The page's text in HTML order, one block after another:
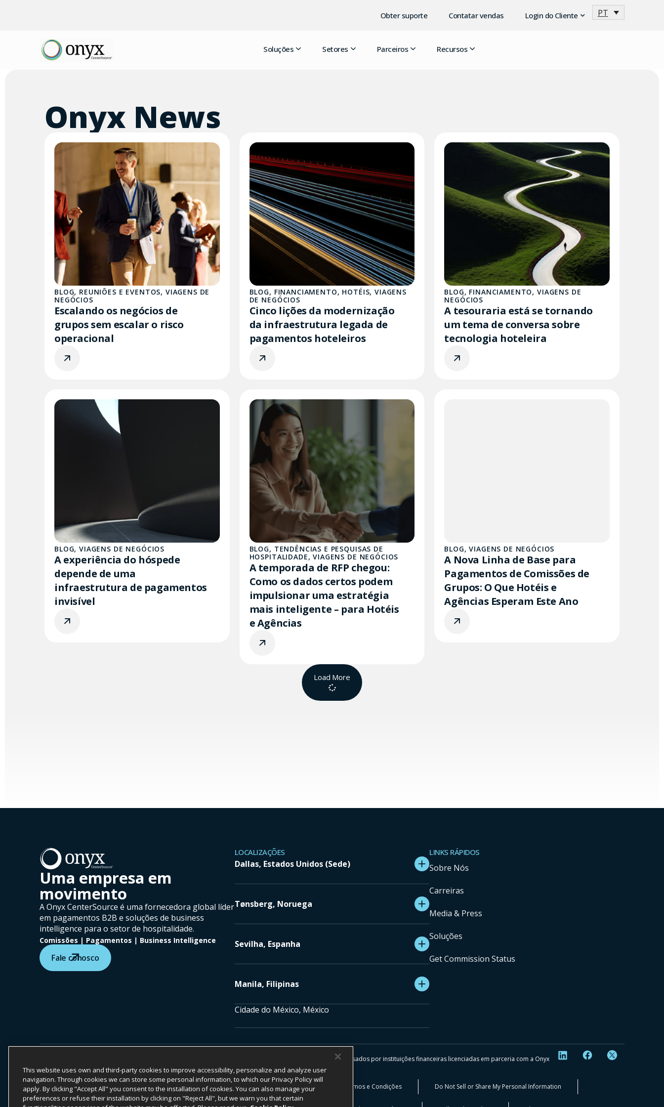
Obter suporte Contatar vendas Login do Cliente PT
Soluções Setores Parceiros Recursos
Onyx News
BLOG, REUNIÕES E EVENTOS, VIAGENS DE
NEGÓCIOS
Escalando os negócios de
grupos sem escalar o risco
operacional
BLOG, FINANCIAMENTO, HOTÉIS,VIAGENS
DE NEGÓCIOS
Cinco lições da modernização
da infraestrutura legada de
pagamentos hoteleiros
BLOG, FINANCIAMENTO, VIAGENS DE
NEGÓCIOS
A tesouraria está se tornando
um tema de conversa sobre
tecnologia hoteleira
BLOG,VIAGENS DE NEGÓCIOS
A experiência do hóspede
depende de uma
infraestrutura de pagamentos
invisível
BLOG, TENDÊNCIAS E PESQUISAS DE
HOSPITALIDADE,VIAGENS DE NEGÓCIOS
A temporada de RFP chegou:
Como os dados certos podem
impulsionar uma estratégia
mais inteligente – para Hotéis
e Agências
BLOG,VIAGENS DE NEGÓCIOS
A Nova Linha de Base para
Pagamentos de Comissões de
Grupos: O Que Hotéis e
Agências Esperam Este Ano
Load More
Uma empresa em
movimento
A Onyx CenterSource é uma fornecedora global líder
em pagamentos B2B e soluções de business
intelligence para o setor de hospitalidade.
Comissões | Pagamentos | Business Intelligence
Fale conosco
LOCALIZAÇÕES
Dallas, Estados Unidos (Sede)
Tønsberg, Noruega
Sevilha, Espanha
Manila, Filipinas
Cidade do México, México
LINKS RÁPIDOS
Sobre Nós
Carreiras
Media & Press
Soluções
Get Commission Status
COPYRIGHT ©2026ONYX CENTERSOURCE. TODOS OS DIREITOS RESERVADOS.
A Onyx CenterSource não é uma instituição bancária. Todos os serviços de pagamento são facilitados e processados por instituições financeiras licenciadas em parceria com a Onyx
CenterSource.
Compromisso ESG
Política de Privacidade Aviso Legal Termos e Condições Do Not Sell or Share My Personal Information
This website uses own and third-party cookies to improve accessibility, personalize and analyze user
navigation. Through cookies we can store some personal information, to which our Privacy Policy will
apply. By clicking "Accept All" you consent to the installation of cookies. You can also manage your
preferences or refuse their installation by clicking on "Reject All", but we warn you that certain